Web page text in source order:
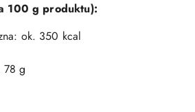
100 g produktu):
ok. 350 kcal
78 g